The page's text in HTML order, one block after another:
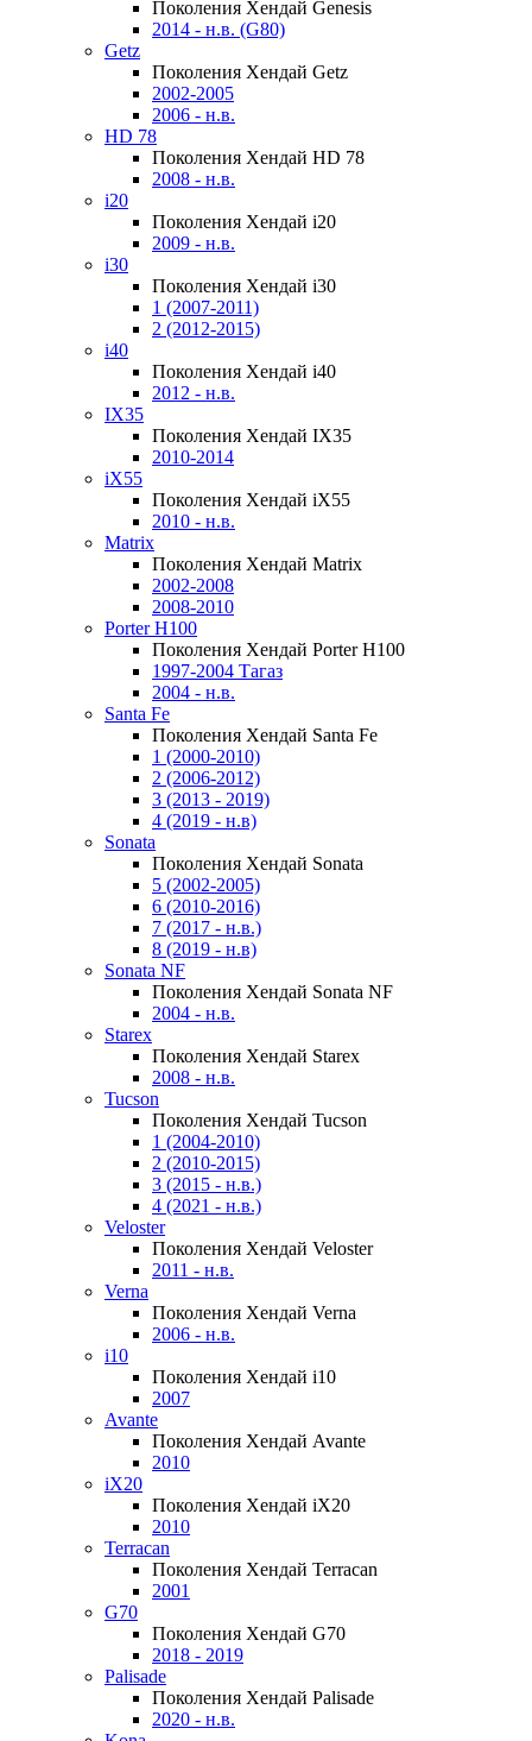
Поколения Хендай Genesis
2014 - н.в. (G80)
Getz
Поколения Хендай Getz
2002-2005
2006 - н.в.
HD 78
Поколения Хендай HD 78
2008 - н.в.
i20
Поколения Хендай i20
2009 - н.в.
i30
Поколения Хендай i30
1 (2007-2011)
2 (2012-2015)
i40
Поколения Хендай i40
2012 - н.в.
IX35
Поколения Хендай IX35
2010-2014
iX55
Поколения Хендай iX55
2010 - н.в.
Matrix
Поколения Хендай Matrix
2002-2008
2008-2010
Porter H100
Поколения Хендай Porter H100
1997-2004 Тагаз
2004 - н.в.
Santa Fe
Поколения Хендай Santa Fe
1 (2000-2010)
2 (2006-2012)
3 (2013 - 2019)
4 (2019 - н.в)
Sonata
Поколения Хендай Sonata
5 (2002-2005)
6 (2010-2016)
7 (2017 - н.в.)
8 (2019 - н.в)
Sonata NF
Поколения Хендай Sonata NF
2004 - н.в.
Starex
Поколения Хендай Starex
2008 - н.в.
Tucson
Поколения Хендай Tucson
1 (2004-2010)
2 (2010-2015)
3 (2015 - н.в.)
4 (2021 - н.в.)
Veloster
Поколения Хендай Veloster
2011 - н.в.
Verna
Поколения Хендай Verna
2006 - н.в.
i10
Поколения Хендай i10
2007
Avante
Поколения Хендай Avante
2010
iX20
Поколения Хендай iX20
2010
Terracan
Поколения Хендай Terracan
2001
G70
Поколения Хендай G70
2018 - 2019
Palisade
Поколения Хендай Palisade
2020 - н.в.